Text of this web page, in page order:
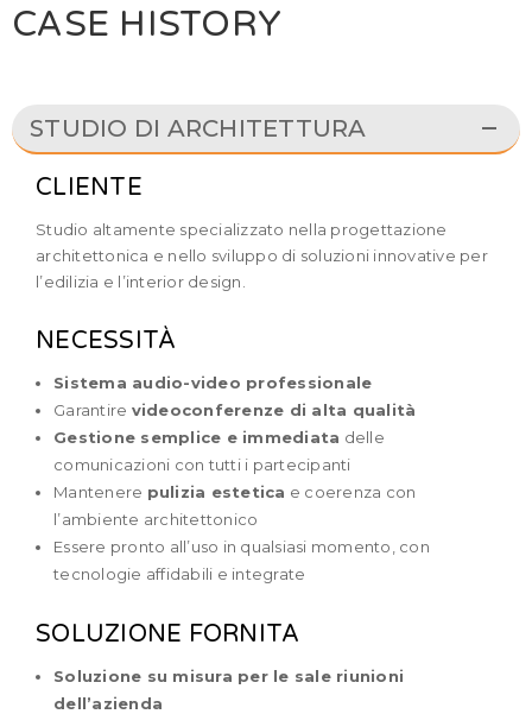
CASE HISTORY
STUDIO DI ARCHITETTURA
CLIENTE
Studio altamente specializzato nella progettazione
architettonica e nello sviluppo di soluzioni innovative per
l’edilizia e l’interior design.
NECESSITÀ
Sistema audio-video professionale
Garantire videoconferenze di alta qualità
Gestione semplice e immediata delle
comunicazioni con tutti i partecipanti
Mantenere pulizia estetica e coerenza con
l’ambiente architettonico
Essere pronto all’uso in qualsiasi momento, con
tecnologie affidabili e integrate
SOLUZIONE FORNITA
Soluzione su misura per le sale riunioni
dell’azienda